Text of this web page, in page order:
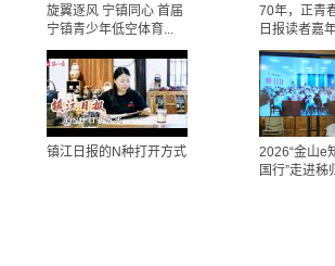
旋翼逐风 宁镇同心 首届
宁镇青少年低空体育...
70年，正
日报读者嘉
镇江日报的N种打开方式
2026“金山e
国行”走进秭